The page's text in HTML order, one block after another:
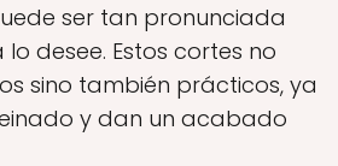
ser tan pronunciada
desee. Estos cortes no
sino también prácticos, ya
y dan un acabado